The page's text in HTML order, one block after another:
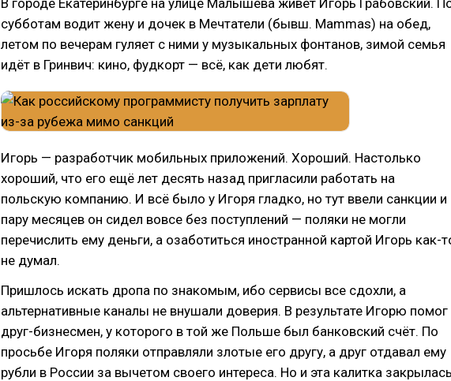
В городе Екатеринбурге на улице Малышева живёт Игорь Грабовский.
субботам водит жену и дочек в Мечтатели (бывш. Mammas) на обед,
летом по вечерам гуляет с ними у музыкальных фонтанов, зимой семья
идёт в Гринвич: кино, фудкорт — всё, как дети любят.
Игорь — разработчик мобильных приложений. Хороший. Настолько
хороший, что его ещё лет десять назад пригласили работать на
польскую компанию. И всё было у Игоря гладко, но тут ввели санкции и
пару месяцев он сидел вовсе без поступлений — поляки не могли
перечислить ему деньги, а озаботиться иностранной картой Игорь как-
не думал.
Пришлось искать дропа по знакомым, ибо сервисы все сдохли, а
альтернативные каналы не внушали доверия. В результате Игорю помог
друг-бизнесмен, у которого в той же Польше был банковский счёт. По
просьбе Игоря поляки отправляли злотые его другу, а друг отдавал ему
рубли в России за вычетом своего интереса. Но и эта калитка